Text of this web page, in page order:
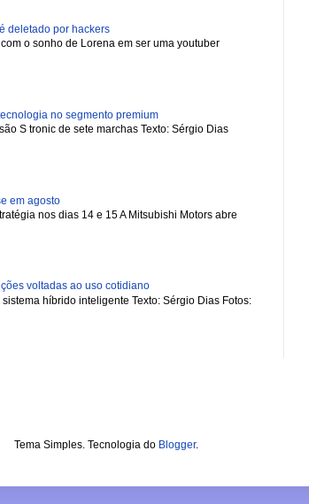
deletado por hackers
o sonho de Lorena em ser uma youtuber
no segmento premium
S tronic de sete marchas Texto: Sérgio Dias
em agosto
nos dias 14 e 15 A Mitsubishi Motors abre
voltadas ao uso cotidiano
híbrido inteligente Texto: Sérgio Dias Fotos:
Tema Simples. Tecnologia do Blogger.